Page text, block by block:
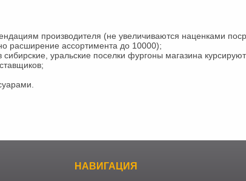
производителя (не увеличиваются наценками
расширение ассортимента до 10000);
уральские поселки фургоны магазина
НАВИГАЦИЯ